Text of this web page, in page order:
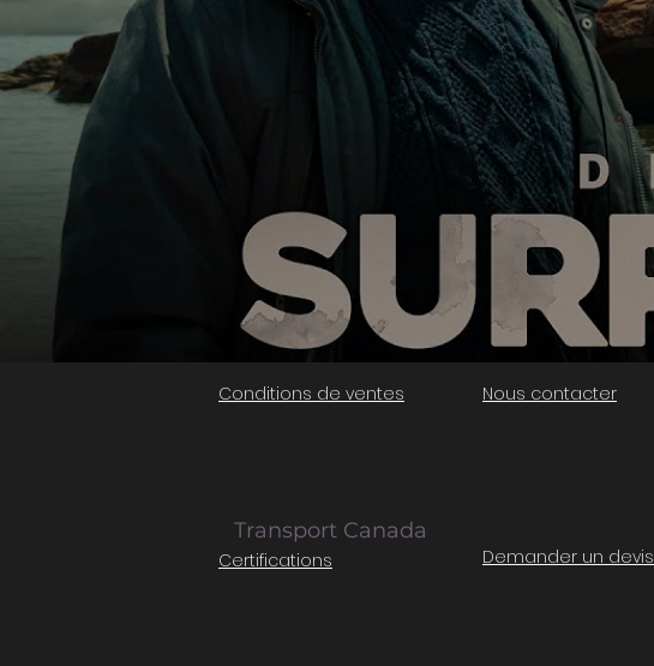
Conditions de ventes Nous contacter
Certifications Demander un devis
Transport Canada